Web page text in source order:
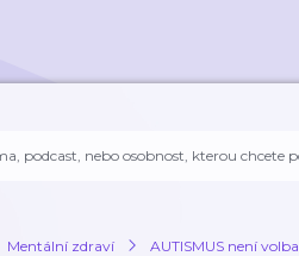
Mentální zdraví AUTISMUS není volba